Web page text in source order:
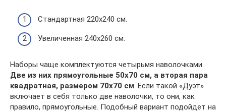
Стандартная 220х240 см.
Увеличенная 240х260 см.
Наборы чаще комплектуются четырьмя наволочками.
Две из них прямоугольные 50х70 см, а вторая пара
квадратная, размером 70х70 см. Если такой «Дуэт»
включает в себя только две наволочки, то они, как
правило, прямоугольные. Подобный вариант подойдет на